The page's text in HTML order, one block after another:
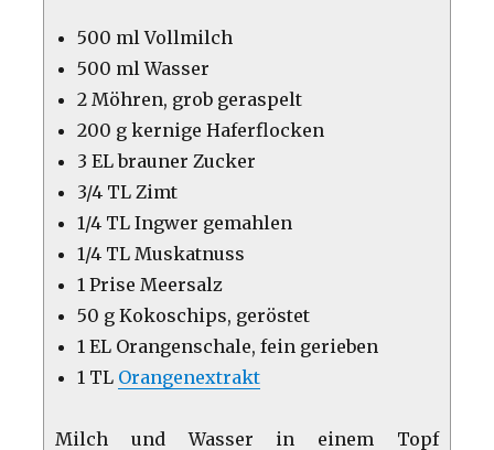
500 ml Vollmilch
500 ml Wasser
2 Möhren, grob geraspelt
200 g kernige Haferflocken
3 EL brauner Zucker
3/4 TL Zimt
1/4 TL Ingwer gemahlen
1/4 TL Muskatnuss
1 Prise Meersalz
50 g Kokoschips, geröstet
1 EL Orangenschale, fein gerieben
1 TL Orangenextrakt
Milch und Wasser in einem Topf